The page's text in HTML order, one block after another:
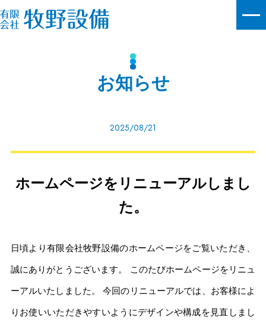
お知らせ
2025/08/21
ホームページをリニューアルしまし
た。
日頃より有限会社牧野設備のホームページをご覧いただき、
誠にありがとうございます。 このたびホームページをリニュ
ーアルいたしました。 今回のリニューアルでは、お客様によ
りお使いいただきやすいようにデザインや構成を見直しまし